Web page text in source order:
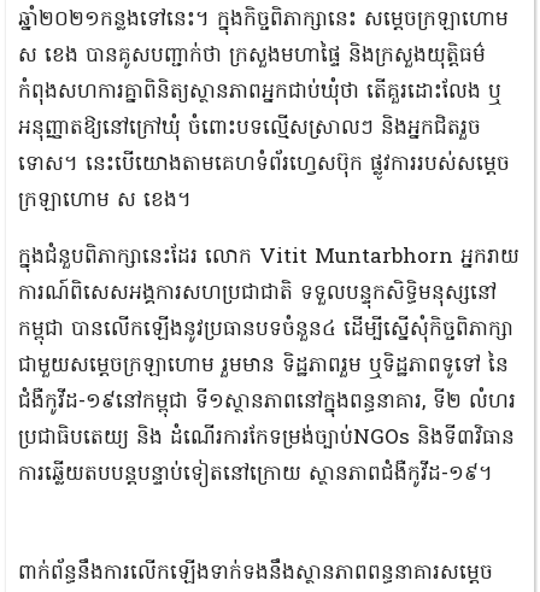
ឆ្នាំ២០២១កន្លងទៅនេះ។ ក្នុងកិច្ចពិភាក្សានេះ សម្ដេចក្រឡាហោម
ស ខេង បានគូសបញ្ជាក់ថា ក្រសួងមហាផ្ទៃ និងក្រសួងយុត្តិធម៌
កំពុងសហការគ្នាពិនិត្យស្ថានភាពអ្នកជាប់ឃុំថា តើគួរដោះលែង ឬ
អនុញ្ញាតឱ្យនៅក្រៅឃុំ ចំពោះបទល្មើសស្រាលៗ និងអ្នកជិតរួច
ទោស។ នេះបើយោងតាមគេហទំព័រហ្វេសប៊ុក ផ្លូវការរបស់សម្ដេច
ក្រឡាហោម ស ខេង។
ក្នុងជំនួបពិភាក្សានេះដែរ លោក Vitit Muntarbhorn អ្នករាយ
ការណ៍ពិសេសអង្គការសហប្រជាជាតិ ទទួលបន្ទុកសិទ្ធិមនុស្សនៅ
កម្ពុជា បានលើកឡើងនូវប្រធានបទចំនួន៤ ដើម្បីស្នើសុំកិច្ចពិភាក្សា
ជាមួយសម្ដេចក្រឡាហោម រួមមាន ទិដ្ឋភាពរួម ឬទិដ្ឋភាពទូទៅ នៃ
ជំងឺកូវីដ-១៩នៅកម្ពុជា ទី១ស្ថានភាពនៅក្នុងពន្ធនាគារ, ទី២ លំហរ
ប្រជាធិបតេយ្យ និង ដំណើរការកែទម្រង់ច្បាប់NGOs និងទី៣វិធាន
ការឆ្លើយតបបន្តបន្ទាប់ទៀតនៅក្រោយ ស្ថានភាពជំងឺកូវីដ-១៩។
ពាក់ព័ន្ធនឹងការលើកឡើងទាក់ទងនឹងស្ថានភាពពន្ធនាគារសម្ដេច